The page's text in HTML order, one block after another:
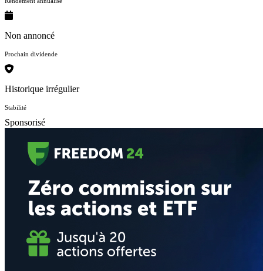
Non annoncé
Prochain dividende
Historique irrégulier
Stabilité
Sponsorisé